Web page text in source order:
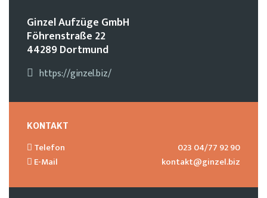
Ginzel Aufzüge GmbH
Föhrenstraße 22
44289 Dortmund
https://ginzel.biz/
KONTAKT
Telefon
023 04/77 92 90
E-Mail
kontakt@ginzel.biz